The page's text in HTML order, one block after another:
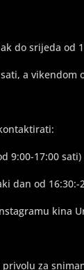
do srijeda od
a vikendom
9:00-17:00 sati)
dan od 16:30:-
kina
privolu za